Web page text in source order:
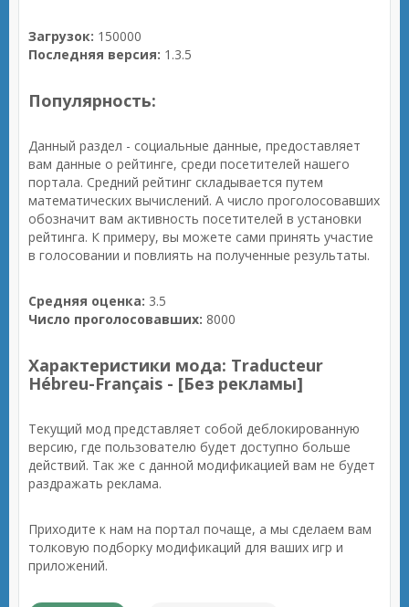
Загрузок: 150000
Последняя версия: 1.3.5
Популярность:
Данный раздел - социальные данные, предоставляет
вам данные о рейтинге, среди посетителей нашего
портала. Средний рейтинг складывается путем
математических вычислений. А число проголосовавших
обозначит вам активность посетителей в установки
рейтинга. К примеру, вы можете сами принять участие
в голосовании и повлиять на полученные результаты.
Средняя оценка: 3.5
Число проголосовавших: 8000
Характеристики мода: Traducteur
Hébreu-Français - [Без рекламы]
Текущий мод представляет собой деблокированную
версию, где пользователю будет доступно больше
действий. Так же с данной модификацией вам не будет
раздражать реклама.
Приходите к нам на портал почаще, а мы сделаем вам
толковую подборку модификаций для ваших игр и
приложений.